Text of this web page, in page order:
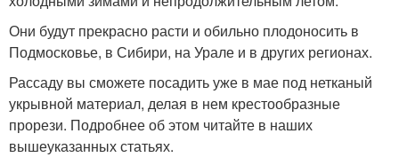
Они будут прекрасно расти и обильно плодоносить в
Подмосковье, в Сибири, на Урале и в других регионах.
Рассаду вы сможете посадить уже в мае под нетканый
укрывной материал, делая в нем крестообразные
прорези. Подробнее об этом читайте в наших
вышеуказанных статьях.